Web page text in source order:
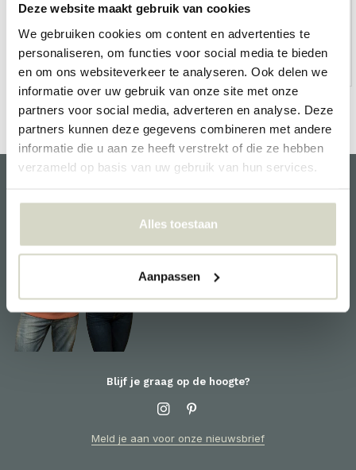
Deze website maakt gebruik van cookies
We gebruiken cookies om content en advertenties te
personaliseren, om functies voor social media te bieden
en om ons websiteverkeer te analyseren. Ook delen we
informatie over uw gebruik van onze site met onze
partners voor social media, adverteren en analyse. Deze
partners kunnen deze gegevens combineren met andere
informatie die u aan ze heeft verstrekt of die ze hebben
verzameld op basis van uw gebruik van hun services.
Alles toestaan
Aanpassen
HKliving Living and Company
We helpen je graag en staan
voor je klaar! Voor informatie
neem contact op met de
Blijf je graag op de hoogte?
Meld je aan voor onze nieuwsbrief